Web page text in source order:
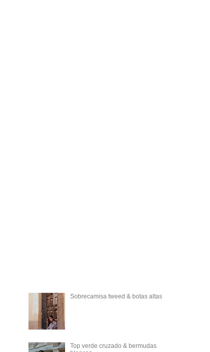
Sobrecamisa tweed & botas altas
Top verde cruzado & bermudas